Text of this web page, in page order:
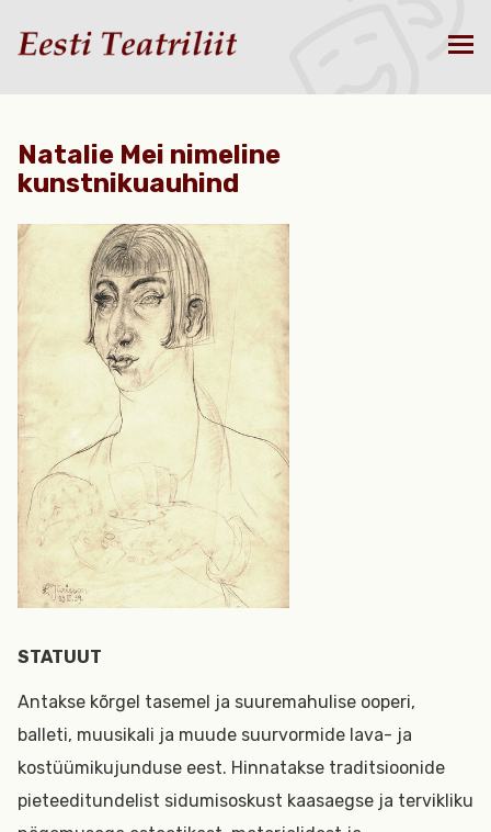
Natalie Mei nimeline
kunstnikuauhind
STATUUT
Antakse kõrgel tasemel ja suuremahulise ooperi,
balleti, muusikali ja muude suurvormide lava- ja
kostüümikujunduse eest. Hinnatakse traditsioonide
pieteeditundelist sidumisoskust kaasaegse ja tervikliku